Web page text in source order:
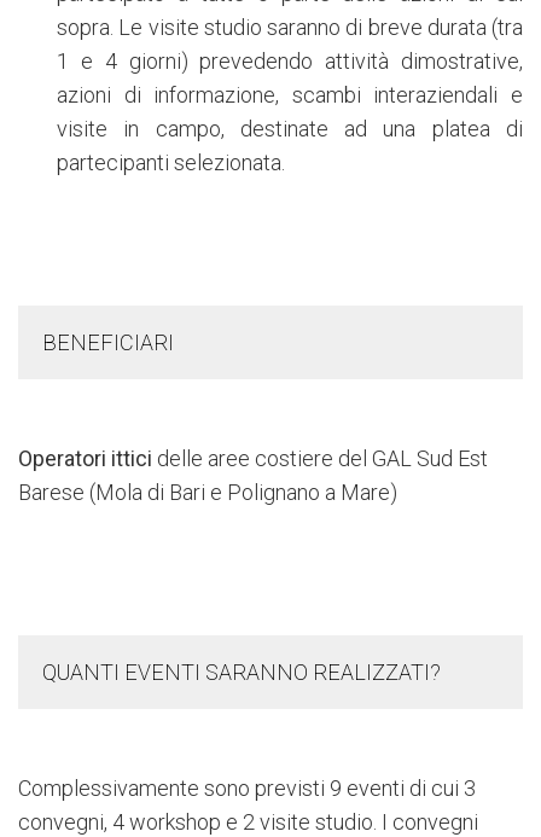
sopra. Le visite studio saranno di breve durata (tra
1 e 4 giorni) prevedendo attività dimostrative,
azioni di informazione, scambi interaziendali e
visite in campo, destinate ad una platea di
partecipanti selezionata.
BENEFICIARI
Operatori ittici delle aree costiere del GAL Sud Est
Barese (Mola di Bari e Polignano a Mare)
QUANTI EVENTI SARANNO REALIZZATI?
Complessivamente sono previsti 9 eventi di cui 3
convegni, 4 workshop e 2 visite studio. I convegni